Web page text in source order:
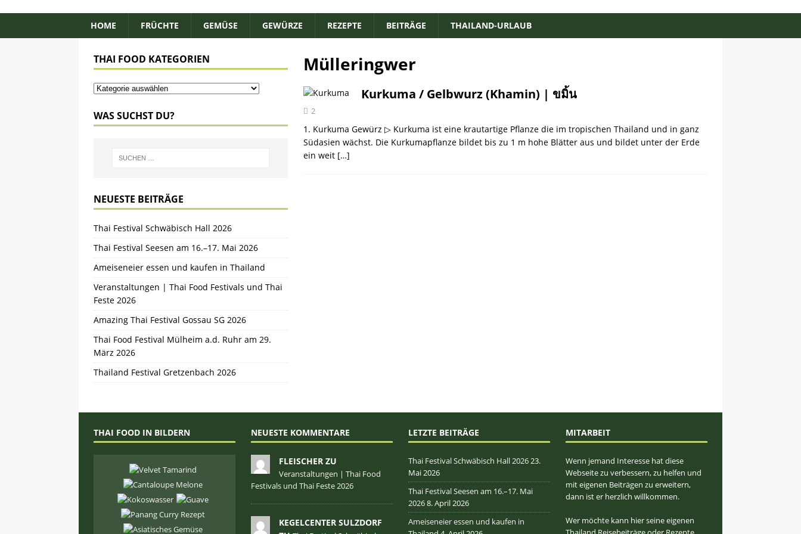
HOME FRÜCHTE GEMÜSE GEWÜRZE REZEPTE BEITRÄGE THAILAND-URLAUB
Mülleringwer
Kurkuma / Gelbwurz (Khamin) | ขมิ้น
2
1. Kurkuma Gewürz ▷ Kurkuma ist eine krautartige Pflanze die im tropischen Thailand und in ganz
Südasien wächst. Die Kurkumapflanze bildet bis zu 1 m hohe Blätter aus und bildet unter der Erde
ein weit […]
THAI FOOD KATEGORIEN
WAS SUCHST DU?
NEUESTE BEITRÄGE
Thai Festival Schwäbisch Hall 2026
Thai Festival Seesen am 16.–17. Mai 2026
Ameiseneier essen und kaufen in Thailand
Veranstaltungen | Thai Food Festivals und Thai
Feste 2026
Amazing Thai Festival Gossau SG 2026
Thai Food Festival Mülheim a.d. Ruhr am 29.
März 2026
Thailand Festival Gretzenbach 2026
THAI FOOD IN BILDERN NEUESTE KOMMENTARE
FLEISCHER ZU
Veranstaltungen | Thai Food
Festivals und Thai Feste 2026
KEGELCENTER SULZDORF
LETZTE BEITRÄGE
Thai Festival Schwäbisch Hall 2026 23.
Mai 2026
Thai Festival Seesen am 16.–17. Mai
20268. April 2026
Ameiseneier essen und kaufen in
MITARBEIT
Wenn jemand Interesse hat diese
Webseite zu verbessern, zu helfen und
mit eigenen Beiträgen zu erweitern,
dann ist er herzlich willkommen.
Wer möchte kann hier seine eigenen